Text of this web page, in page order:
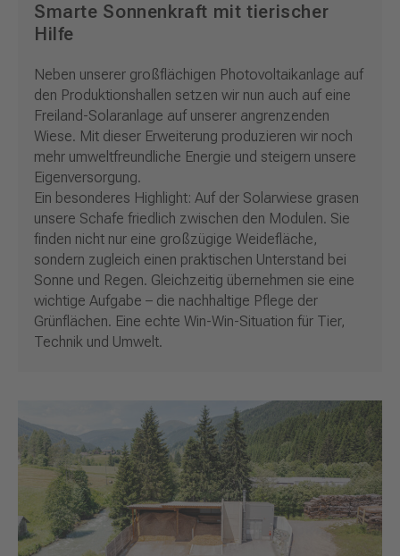
Smarte Sonnenkraft mit tierischer
Hilfe
Neben unserer großflächigen Photovoltaikanlage auf
den Produktionshallen setzen wir nun auch auf eine
Freiland-Solaranlage auf unserer angrenzenden
Wiese. Mit dieser Erweiterung produzieren wir noch
mehr umweltfreundliche Energie und steigern unsere
Eigenversorgung.
Ein besonderes Highlight: Auf der Solarwiese grasen
unsere Schafe friedlich zwischen den Modulen. Sie
finden nicht nur eine großzügige Weidefläche,
sondern zugleich einen praktischen Unterstand bei
Sonne und Regen. Gleichzeitig übernehmen sie eine
wichtige Aufgabe – die nachhaltige Pflege der
Grünflächen. Eine echte Win-Win-Situation für Tier,
Technik und Umwelt.